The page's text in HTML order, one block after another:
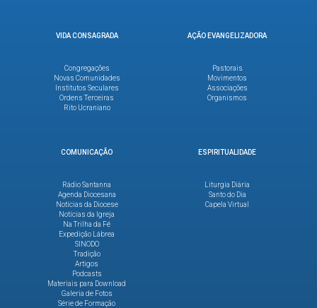
VIDA CONSAGRADA
Congregações
Novas Comunidades
Institutos Seculares
Ordens Terceiras
Rito Ucraniano
AÇÃO EVANGELIZADORA
Pastorais
Movimentos
Associações
Organismos
COMUNICAÇÃO
Rádio Santanna
Agenda Diocesana
Notícias da Diocese
Notícias da Igreja
Na Trilha da Fé
Expedição Lábrea
SINODO
Tradição
Artigos
Podcasts
Materiais para Download
Galeria de Fotos
Série de Formação
ESPIRITUALIDADE
Liturgia Diária
Santo do Dia
Capela Virtual